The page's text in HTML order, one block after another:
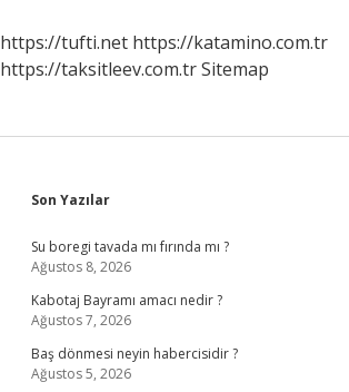
https://tufti.net https://katamino.com.tr
https://taksitleev.com.trSitemap
Sidebar
Son Yazılar
Su boregi tavada mı fırında mı ?
Ağustos 8, 2026
Kabotaj Bayramı amacı nedir ?
Ağustos 7, 2026
Baş dönmesi neyin habercisidir ?
Ağustos 5, 2026